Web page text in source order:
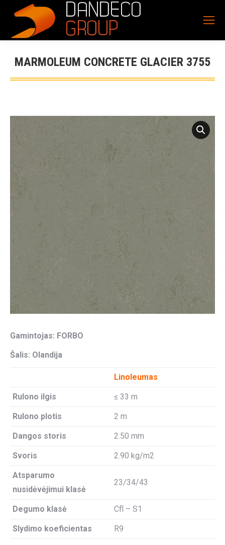
MARMOLEUM CONCRETE GLACIER 3755
Gamintojas: FORBO
Šalis: Olandija
Linoleumas
Rulono ilgis ≤ 33 m
Rulono plotis 2 m
Dangos storis 2.50 mm
Svoris 2.90 kg/m2
Atsparumo
nusidėvėjimui klasė
23/34/43
Degumo klasė Cfl – S1
Slydimo koeficientas R9